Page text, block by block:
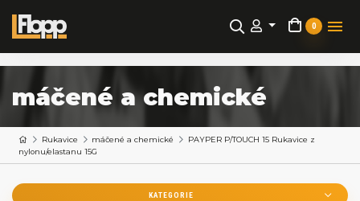
0
máčené a chemické
Rukavice máčené a chemické
PAYPER P/TOUCH 15 Rukavice z
nylonu/elastanu 15G
KATEGORIE